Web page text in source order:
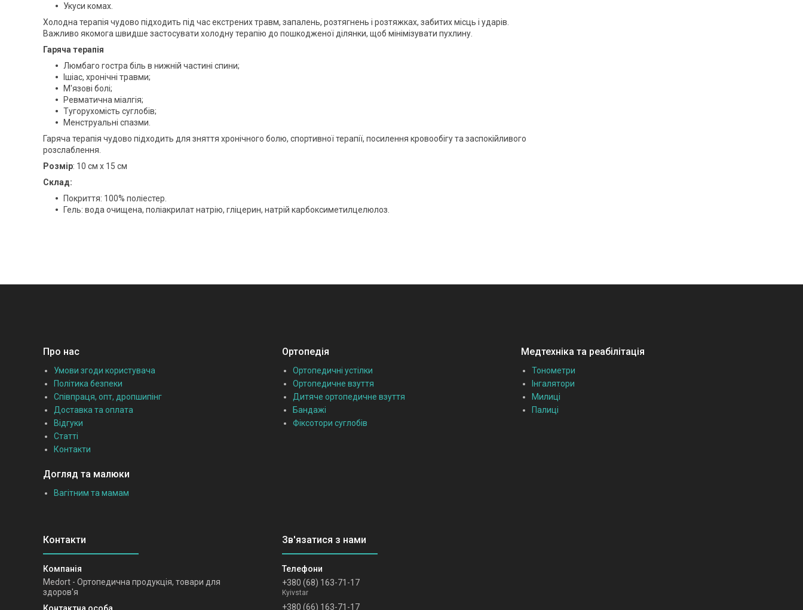
Укуси комах.
Холодна терапія чудово підходить під час екстрених травм, запалень, розтягнень і розтяжках, забитих місць і ударів.
Важливо якомога швидше застосувати холодну терапію до пошкодженої ділянки, щоб мінімізувати пухлину.
Гаряча терапія
Люмбаго гостра біль в нижній частині спини;
Ішіас, хронічні травми;
М'язові болі;
Ревматична міалгія;
Тугорухомість суглобів;
Менструальні спазми.
Гаряча терапія чудово підходить для зняття хронічного болю, спортивної терапії, посилення кровообігу та заспокійливого
розслаблення.
Розмір: 10 см х 15 см
Склад:
Покриття: 100% поліестер.
Гель: вода очищена, поліакрилат натрію, гліцерин, натрій карбоксиметилцелюлоз.
Про нас
Умови згоди користувача
Політика безпеки
Співпраця, опт, дропшипінг
Доставка та оплата
Відгуки
Статті
Контакти
Ортопедія
Ортопедичні устілки
Ортопедичне взуття
Дитяче ортопедичне взуття
Бандажі
Фіксотори суглобів
Медтехніка та реабілітація
Тонометри
Інгалятори
Милиці
Палиці
Догляд та малюки
Вагітним та мамам
Medort - Ортопедична продукція, товари для
здоров'я
+380 (68) 163-71-17
Kyivstar
+380 (66) 163-71-17